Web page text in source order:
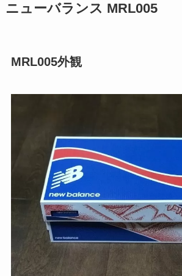
ニューバランス MRL005
MRL005外観